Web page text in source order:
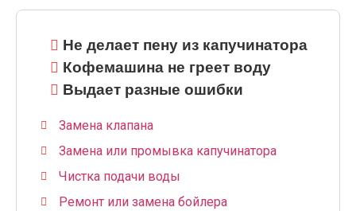
Не делает пену из капучинатора
Кофемашина не греет воду
Выдает разные ошибки
Замена клапана
Замена или промывка капучинатора
Чистка подачи воды
Ремонт или замена бойлера